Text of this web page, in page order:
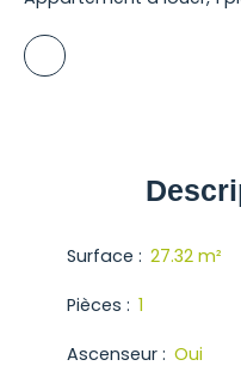
Surface : 27.32 m²
Pièces : 1
Ascenseur : Oui